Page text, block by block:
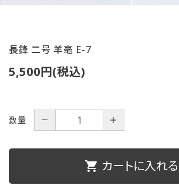
特定商取引法について
長鋒 二号 羊毫 E-7
5,500円(税込)
数量 － ＋
shopping_cart カートに入れる